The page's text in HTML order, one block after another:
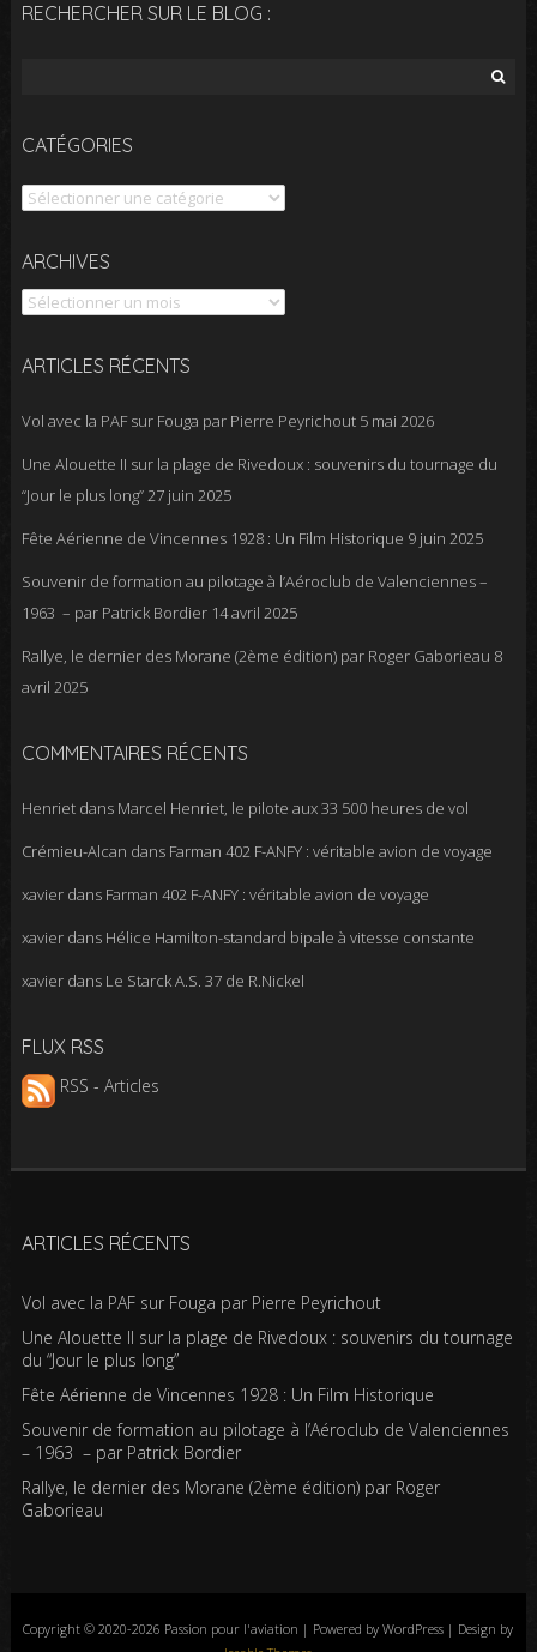
RECHERCHER SUR LE BLOG :
CATÉGORIES
Catégories
ARCHIVES
Archives
ARTICLES RÉCENTS
Vol avec la PAF sur Fouga par Pierre Peyrichout 5 mai 2026
Une Alouette II sur la plage de Rivedoux : souvenirs du tournage du
“Jour le plus long”27 juin 2025
Fête Aérienne de Vincennes 1928 : Un Film Historique 9 juin 2025
Souvenir de formation au pilotage à l’Aéroclub de Valenciennes –
1963 – par Patrick Bordier 14 avril 2025
Rallye, le dernier des Morane (2ème édition) par Roger Gaborieau 8
avril 2025
COMMENTAIRES RÉCENTS
Henrietdans Marcel Henriet, le pilote aux 33 500 heures de vol
Crémieu-Alcan dans Farman 402 F-ANFY : véritable avion de voyage
xavierdans Farman 402 F-ANFY : véritable avion de voyage
xavierdans Hélice Hamilton-standard bipale à vitesse constante
xavierdans Le Starck A.S. 37 de R.Nickel
FLUX RSS
RSS - Articles
ARTICLES RÉCENTS
Vol avec la PAF sur Fouga par Pierre Peyrichout
Une Alouette II sur la plage de Rivedoux : souvenirs du tournage
du “Jour le plus long”
Fête Aérienne de Vincennes 1928 : Un Film Historique
Souvenir de formation au pilotage à l’Aéroclub de Valenciennes
– 1963 – par Patrick Bordier
Rallye, le dernier des Morane (2ème édition) par Roger
Gaborieau
Copyright © 2020-2026 Passion pour l'aviation | Powered by WordPress | Design by